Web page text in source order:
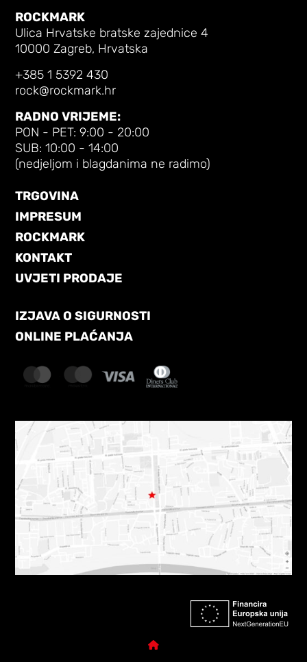
ROCKMARK
Ulica Hrvatske bratske zajednice 4
10000 Zagreb, Hrvatska
+385 1 5392 430
rock@rockmark.hr
RADNO VRIJEME:
PON - PET: 9:00 - 20:00
SUB: 10:00 - 14:00
(nedjeljom i blagdanima ne radimo)
TRGOVINA
IMPRESUM
ROCKMARK
KONTAKT
UVJETI PRODAJE
IZJAVA O SIGURNOSTI
ONLINE PLAĆANJA